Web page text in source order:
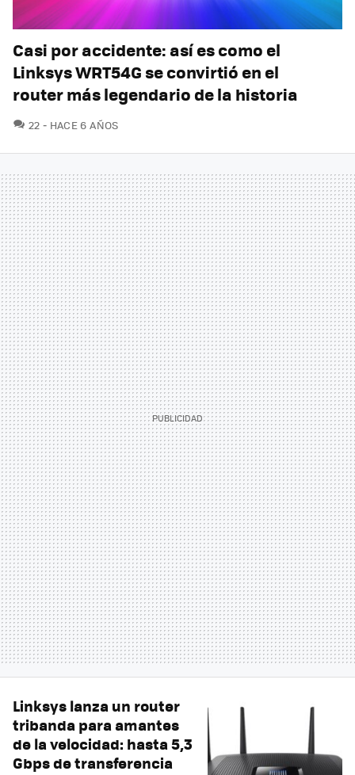
Casi por accidente: así es como el
Linksys WRT54G se convirtió en el
router más legendario de la historia
22 COMENTARIOS
HACE 6 AÑOS
Linksys lanza un router
tribanda para amantes
de la velocidad: hasta 5,3
Gbps de transferencia